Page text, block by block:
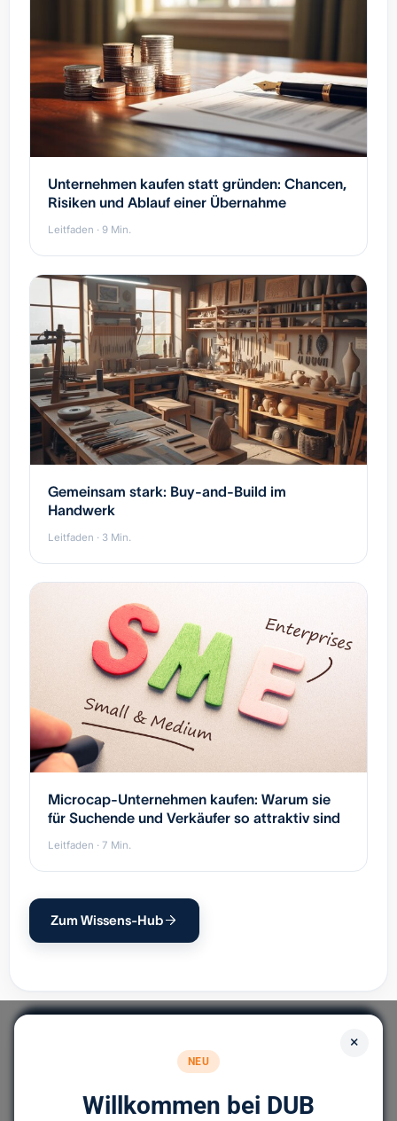
Unternehmen kaufen statt gründen: Chancen,
Risiken und Ablauf einer Übernahme
Leitfaden · 9 Min.
Gemeinsam stark: Buy-and-Build im
Handwerk
Leitfaden · 3 Min.
Microcap-Unternehmen kaufen: Warum sie
für Suchende und Verkäufer so attraktiv sind
Leitfaden · 7 Min.
Zum Wissens-Hub
×
NEU
Willkommen bei DUB